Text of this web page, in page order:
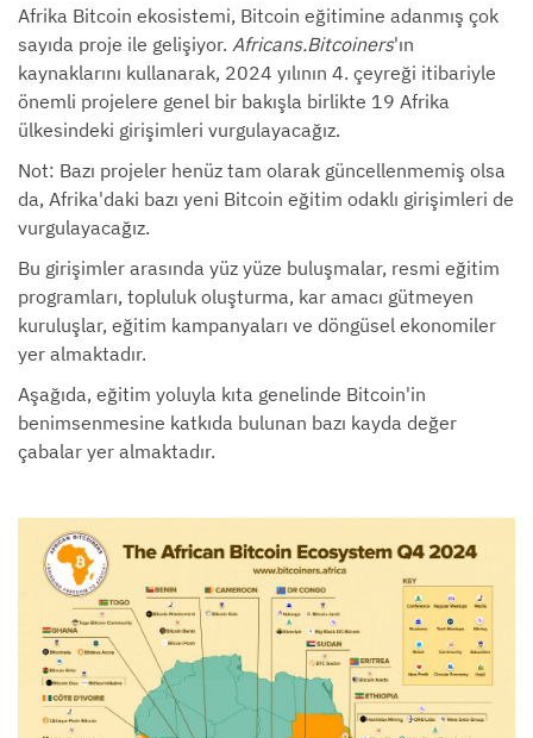
Afrika Bitcoin ekosistemi, Bitcoin eğitimine adanmış çok
sayıda proje ile gelişiyor. Africans.Bitcoiners'ın
kaynaklarını kullanarak, 2024 yılının 4. çeyreği itibariyle
önemli projelere genel bir bakışla birlikte 19 Afrika
ülkesindeki girişimleri vurgulayacağız.
Not: Bazı projeler henüz tam olarak güncellenmemiş olsa
da, Afrika'daki bazı yeni Bitcoin eğitim odaklı girişimleri de
vurgulayacağız.
Bu girişimler arasında yüz yüze buluşmalar, resmi eğitim
programları, topluluk oluşturma, kar amacı gütmeyen
kuruluşlar, eğitim kampanyaları ve döngüsel ekonomiler
yer almaktadır.
Aşağıda, eğitim yoluyla kıta genelinde Bitcoin'in
benimsenmesine katkıda bulunan bazı kayda değer
çabalar yer almaktadır.